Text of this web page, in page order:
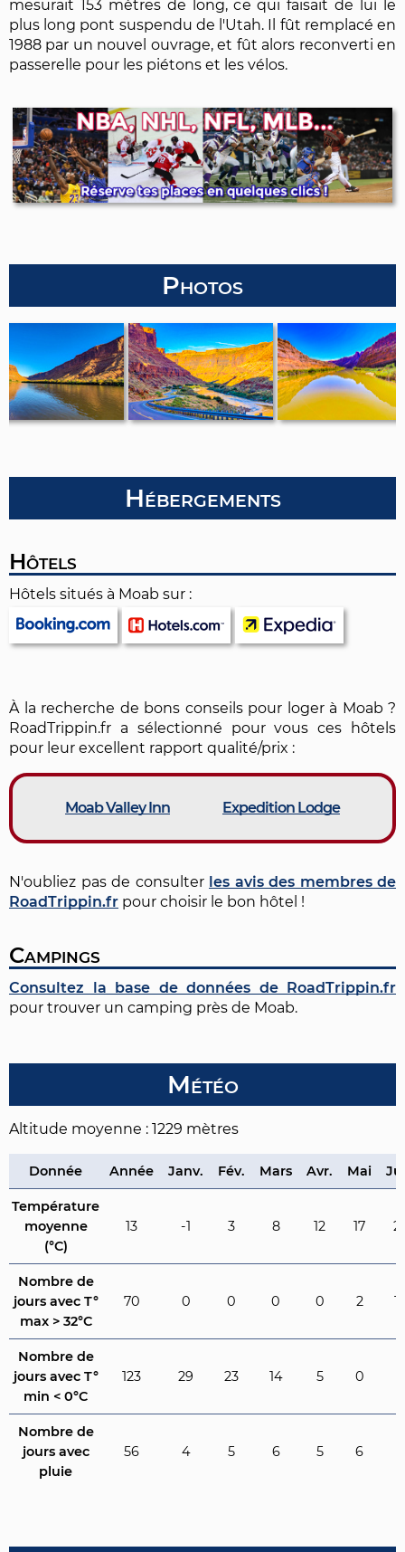
mesurait 153 mètres de long, ce qui faisait de lui le
plus long pont suspendu de l'Utah. Il fût remplacé en
1988 par un nouvel ouvrage, et fût alors reconverti en
passerelle pour les piétons et les vélos.
Photos
Hébergements
Hôtels
Hôtels situés à Moab sur :
À la recherche de bons conseils pour loger à Moab ?
RoadTrippin.fr a sélectionné pour vous ces hôtels
pour leur excellent rapport qualité/prix :
Moab Valley Inn Expedition Lodge
N'oubliez pas de consulter les avis des membres de
RoadTrippin.fr pour choisir le bon hôtel !
Campings
Consultez la base de données de RoadTrippin.fr
pour trouver un camping près de Moab.
Météo
Altitude moyenne : 1229 mètres
Donnée Année Janv. Fév. Mars Avr. Mai
Température
moyenne
(°C)
13 -1 3 8 12 17
Nombre de
jours avec T°
max > 32°C
70 0 0 0 0 2
Nombre de
jours avec T°
min < 0°C
123 29 23 14 5 0
Nombre de
jours avec
pluie
56 4 5 6 5 6